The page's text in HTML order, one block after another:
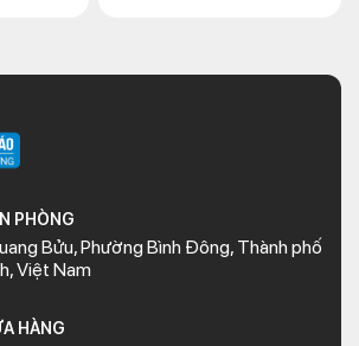
PHÒNG
Bửu, Phường Bình Đông, Thành phố
Việt Nam
HÀNG